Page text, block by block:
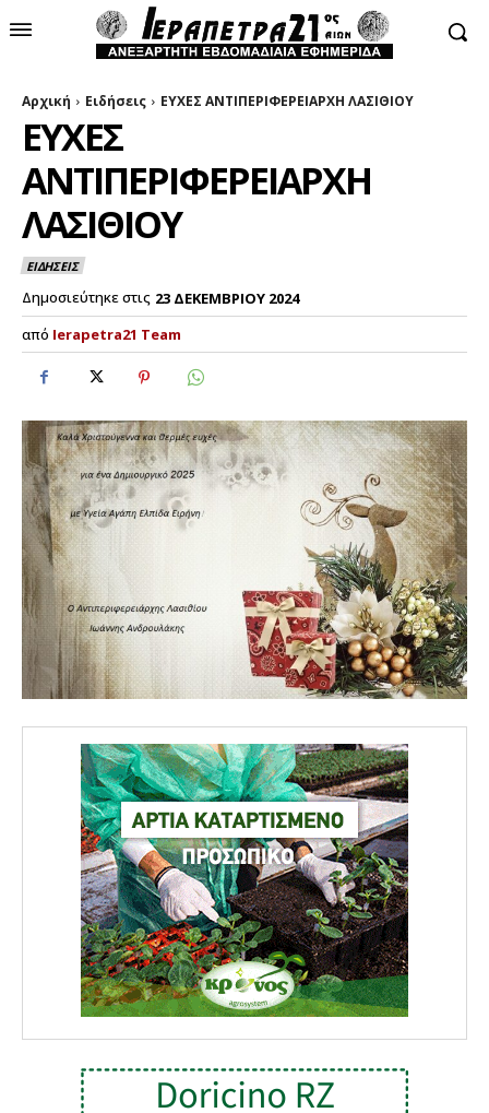
Αρχική Ειδήσεις ΕΥΧΕΣ ΑΝΤΙΠΕΡΙΦΕΡΕΙΑΡΧΗ ΛΑΣΙΘΙΟΥ
ΕΥΧΕΣ
ΑΝΤΙΠΕΡΙΦΕΡΕΙΑΡΧΗ
ΛΑΣΙΘΙΟΥ
ΕΙΔΗΣΕΙΣ
Δημοσιεύτηκε στις 23 ΔΕΚΕΜΒΡΙΟΥ 2024
από Ierapetra21 Team